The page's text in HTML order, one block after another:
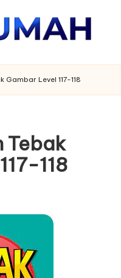
Gambar Level 117-118
Tebak
118